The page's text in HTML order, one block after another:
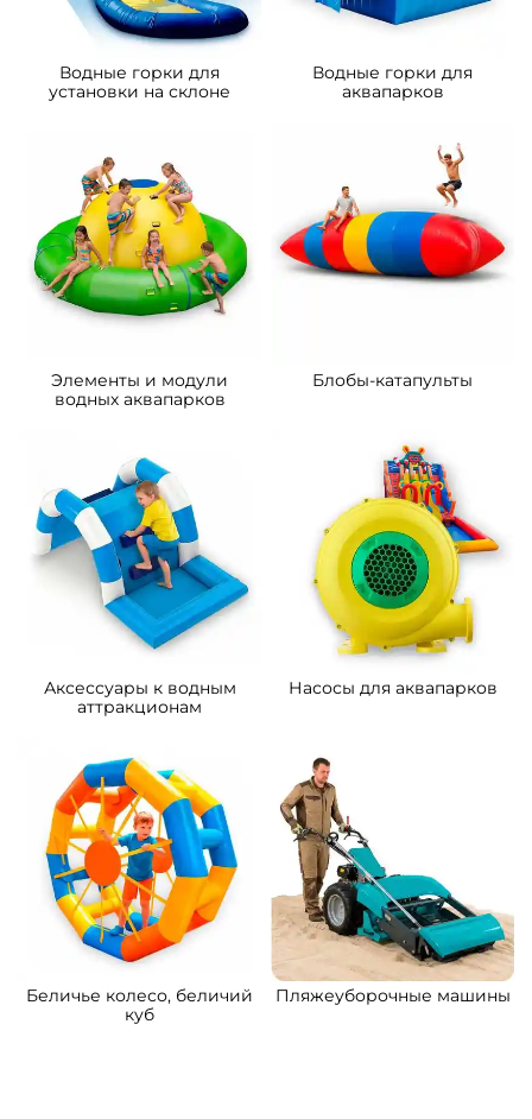
Водные горки для
установки на склоне
Водные горки для
аквапарков
Элементы и модули
водных аквапарков
Блобы-катапульты
Аксессуары к водным
аттракционам
Насосы для аквапарков
Беличье колесо, беличий
куб
Пляжеуборочные машины